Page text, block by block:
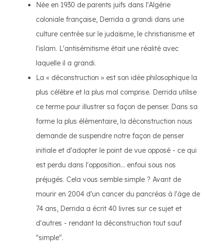
Née en 1930 de parents juifs dans l'Algérie
coloniale française, Derrida a grandi dans une
culture centrée sur le judaïsme, le christianisme et
l'islam. L'antisémitisme était une réalité avec
laquelle il a grandi.
La « déconstruction » est son idée philosophique la
plus célèbre et la plus mal comprise. Derrida utilise
ce terme pour illustrer sa façon de penser. Dans sa
forme la plus élémentaire, la déconstruction nous
demande de suspendre notre façon de penser
initiale et d'adopter le point de vue opposé - ce qui
est perdu dans l'opposition... enfoui sous nos
préjugés. Cela vous semble simple ? Avant de
mourir en 2004 d'un cancer du pancréas à l'âge de
74 ans, Derrida a écrit 40 livres sur ce sujet et
d'autres - rendant la déconstruction tout sauf
"simple".